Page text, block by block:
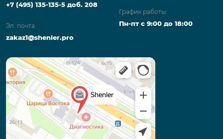
+7 (495) 135-135-5 доб. 208
Эл. почта
zakaz1@shenler.pro
График работы:
Пн-пт с 9:00 до 18:00